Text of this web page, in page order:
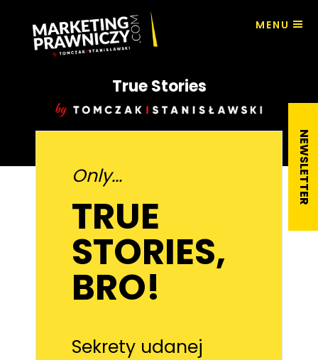
MENU
True Stories
Only...
TRUE
STORIES,
BRO!
Sekrety udanej